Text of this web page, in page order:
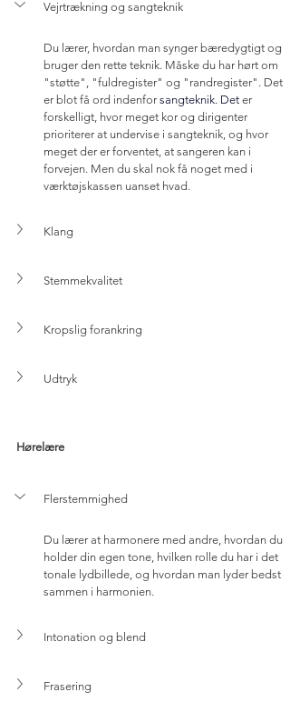
Vejrtrækning og sangteknik
Du lærer, hvordan man synger bæredygtigt og
bruger den rette teknik. Måske du har hørt om
"støtte", "fuldregister" og "randregister". Det
er blot få ord indenfor sangteknik. Det er
forskelligt, hvor meget kor og dirigenter
prioriterer at undervise i sangteknik, og hvor
meget der er forventet, at sangeren kan i
forvejen. Men du skal nok få noget med i
værktøjskassen uanset hvad.
Klang
Stemmekvalitet
Kropslig forankring
Udtryk
Hørelære
Flerstemmighed
Du lærer at harmonere med andre, hvordan du
holder din egen tone, hvilken rolle du har i det
tonale lydbillede, og hvordan man lyder bedst
sammen i harmonien.
Intonation og blend
Frasering